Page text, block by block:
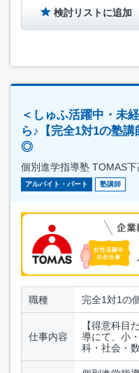
検討リストに追加
＜しゅふ活躍中・未
ら♪【完全1対1の塾
◎
個別進学指導塾 TOMAS下
アルバイト・パート 塾講師
職種 完全1対1の
仕事内容
【得意科目
導にて、小
科・社会・